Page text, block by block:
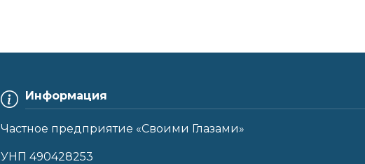
Информация
Частное предприятие «Своими Глазами»
УНП 490428253